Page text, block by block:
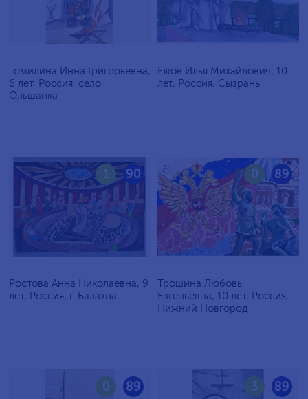
Томилина Инна Григорьевна,
6 лет, Россия, село
Ольшанка
Ежов Илья Михайлович, 10
лет, Россия, Сызрань
90
1
Ростова Анна Николаевна, 9
лет, Россия, г. Балахна
89
0
Трошина Любовь
Евгеньевна, 10 лет, Россия,
Нижний Новгород
89
0 89
3